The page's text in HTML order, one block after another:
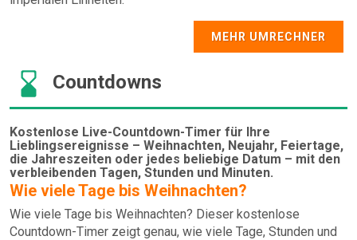
MEHR UMRECHNER
Countdowns
Kostenlose Live-Countdown-Timer für Ihre
Lieblingsereignisse – Weihnachten, Neujahr, Feiertage,
die Jahreszeiten oder jedes beliebige Datum – mit den
verbleibenden Tagen, Stunden und Minuten.
Wie viele Tage bis Weihnachten?
Wie viele Tage bis Weihnachten? Dieser kostenlose
Countdown-Timer zeigt genau, wie viele Tage, Stunden und